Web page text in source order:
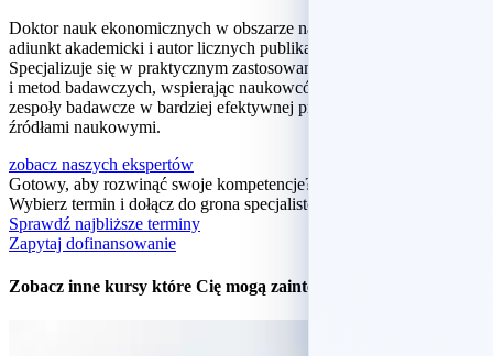
Doktor nauk ekonomicznych w obszarze nauk o zarządzaniu,
adiunkt akademicki i autor licznych publikacji naukowych.
Specjalizuje się w praktycznym zastosowaniu narzędzi AI, statystyki
i metod badawczych, wspierając naukowców, doktorantów oraz
zespoły badawcze w bardziej efektywnej pracy z tekstem, danymi i
źródłami naukowymi.
zobacz naszych ekspertów
Gotowy, aby rozwinąć swoje kompetencje?
Wybierz termin i dołącz do grona specjalistów i praktyków.
Sprawdź najbliższe terminy
Zapytaj dofinansowanie
Zobacz inne kursy które Cię mogą zainteresować...​